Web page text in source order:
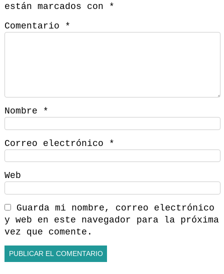
están marcados con
*
Comentario
*
Nombre *
Correo electrónico *
Web
Guarda mi nombre, correo electrónico
y web en este navegador para la próxima
vez que comente.